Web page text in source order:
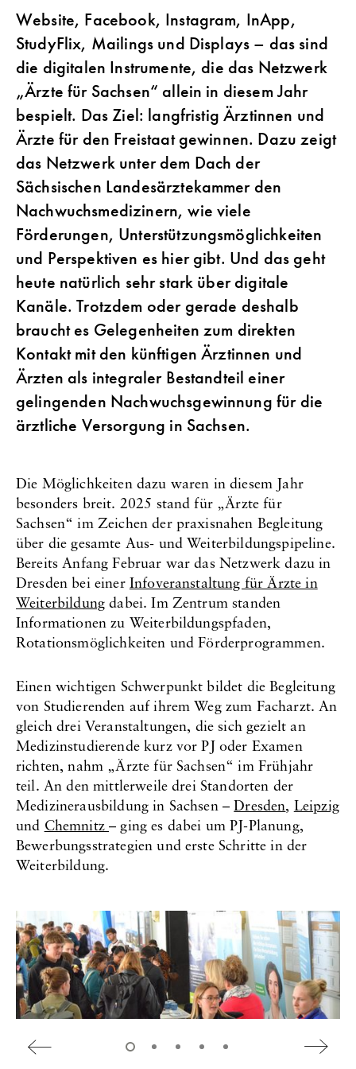
Website, Facebook, Instagram, InApp,
StudyFlix, Mailings und Displays – das sind
die digitalen Instrumente, die das Netzwerk
„Ärzte für Sachsen“ allein in diesem Jahr
bespielt. Das Ziel: langfristig Ärztinnen und
Ärzte für den Freistaat gewinnen. Dazu zeigt
das Netzwerk unter dem Dach der
Sächsischen Landesärztekammer den
Nachwuchsmedizinern, wie viele
Förderungen, Unterstützungsmöglichkeiten
und Perspektiven es hier gibt. Und das geht
heute natürlich sehr stark über digitale
Kanäle. Trotzdem oder gerade deshalb
braucht es Gelegenheiten zum direkten
Kontakt mit den künftigen Ärztinnen und
Ärzten als integraler Bestandteil einer
gelingenden Nachwuchsgewinnung für die
ärztliche Versorgung in Sachsen.
Die Möglichkeiten dazu waren in diesem Jahr
besonders breit. 2025 stand für „Ärzte für
Sachsen“ im Zeichen der praxisnahen Begleitung
über die gesamte Aus- und Weiterbildungspipeline.
Bereits Anfang Februar war das Netzwerk dazu in
Dresden bei einer Infoveranstaltung für Ärzte in
Weiterbildung dabei. Im Zentrum standen
Informationen zu Weiterbildungspfaden,
Rotationsmöglichkeiten und Förderprogrammen.
Einen wichtigen Schwerpunkt bildet die Begleitung
von Studierenden auf ihrem Weg zum Facharzt. An
gleich drei Veranstaltungen, die sich gezielt an
Medizinstudierende kurz vor PJ oder Examen
richten, nahm „Ärzte für Sachsen“ im Frühjahr
teil. An den mittlerweile drei Standorten der
Medizinerausbildung in Sachsen –Dresden, Leipzig
und Chemnitz– ging es dabei um PJ-Planung,
Bewerbungsstrategien und erste Schritte in der
Weiterbildung.
z
z